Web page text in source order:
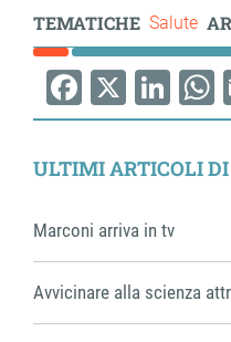
TEMATICHE Salute
Facebook
X
ULTIMI ARTICOLI
Marconi arriva in tv
Avvicinare alla scienza